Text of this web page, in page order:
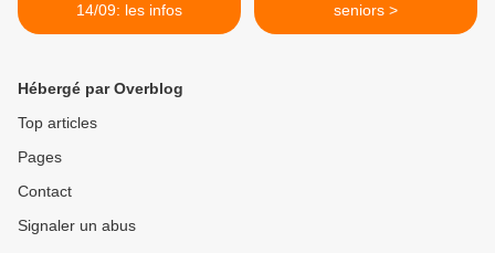
14/09: les infos
seniors >
Hébergé par Overblog
Top articles
Pages
Contact
Signaler un abus